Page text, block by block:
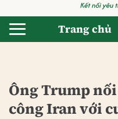
Trang chủ
Ông Trump
công Iran với